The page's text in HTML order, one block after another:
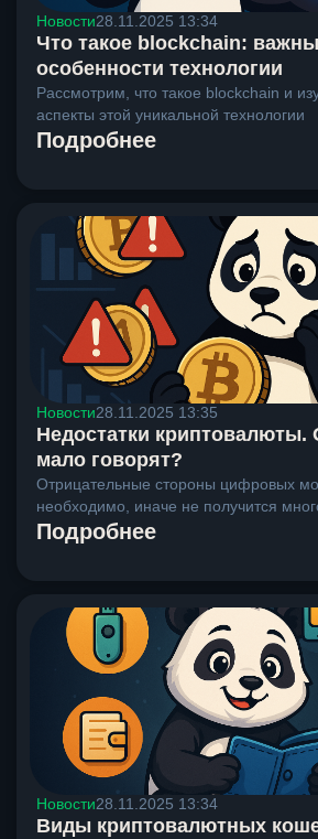
Новости28.11.2025 13:34
Что такое blockchain:
особенности технологии
Рассмотрим, что такое blockchain и
аспекты этой уникальной технологии
Подробнее
Новости28.11.2025 13:35
Недостатки криптовалюты.
мало говорят?
Отрицательные стороны цифровых
необходимо, иначе не получится
Подробнее
Новости28.11.2025 13:34
Виды криптовалютных